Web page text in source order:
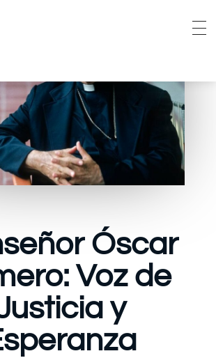
Óscar
Voz de
y